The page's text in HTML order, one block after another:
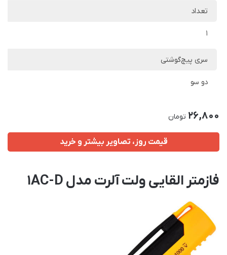
تعداد
1
سری پیچ‌گوشتی
دو سو
26,800 تومان
قیمت روز، تصاویر بیشتر و خرید
فازمتر القایی ولت آلرت مدل 1AC-D